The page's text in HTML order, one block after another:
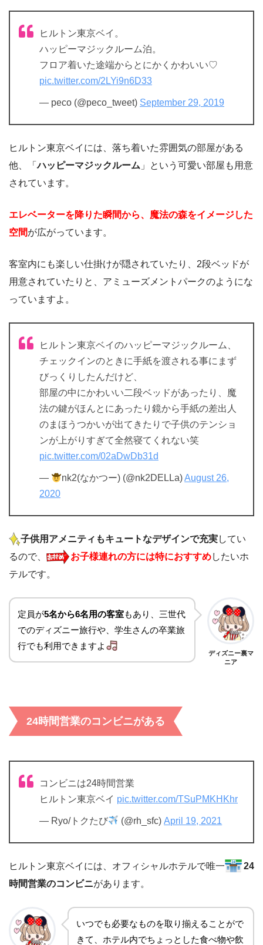
ヒルトン東京ベイ。
ハッピーマジックルーム泊。
フロア着いた途端からとにかくかわいい♡
pic.twitter.com/2LYi9n6D33
— peco (@peco_tweet) September 29, 2019
ヒルトン東京ベイには、落ち着いた雰囲気の部屋がある
他、「ハッピーマジックルーム 」という可愛い部屋も用意
されています。
エレベーターを降りた瞬間から、魔法の森をイメージした
空間が広がっています。
客室内にも楽しい仕掛けが隠されていたり、2段ベッドが
用意されていたりと、アミューズメントパークのようにな
っていますよ。
ヒルトン東京ベイのハッピーマジックルーム、
チェックインのときに手紙を渡される事にまず
びっくりしたんだけど、
部屋の中にかわいい二段ベッドがあったり、魔
法の鍵がほんとにあったり鏡から手紙の差出人
のまほうつかいが出てきたりで子供のテンショ
ンが上がりすぎて全然寝てくれない笑
pic.twitter.com/02aDwDb31d
— nk2(なかつー) (@nk2DELLa)August 26,
2020
子供用アメニティもキュートなデザインで充実してい
るので、
お子様連れの方には特におすすめしたいホ
テルです。
定員が5名から6名用の客室もあり、三世代
でのディズニー旅行や、学生さんの卒業旅
行でも利用できますよ
ディズニー裏マ
ニア
24時間営業のコンビニがある
コンビニは24時間営業
ヒルトン東京ベイ pic.twitter.com/TSuPMKHKhr
— Ryo/トクたび (@rh_sfc)April 19, 2021
ヒルトン東京ベイには、オフィシャルホテルで唯一
24
時間営業のコンビニがあります。
いつでも必要なものを取り揃えることがで
きて、ホテル内でちょっとした食べ物や飲